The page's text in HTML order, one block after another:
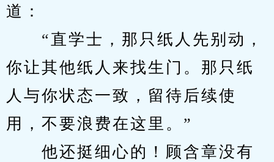
道：
“直学士，那只纸人先别动，
你让其他纸人来找生门。那只纸
人与你状态一致，留待后续使
用，不要浪费在这里。”
他还挺细心的！顾含章没有